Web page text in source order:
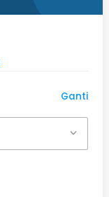
Ganti